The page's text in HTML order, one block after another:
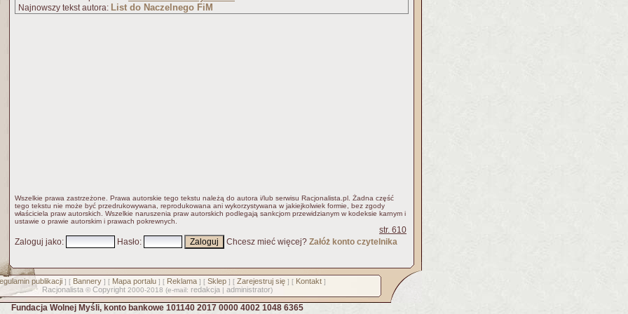
Najnowszy tekst autora: List do Naczelnego FiM
Wszelkie prawa zastrzeżone. Prawa autorskie tego tekstu należą do autora i/lub serwisu Racjonalista.pl. Żadna część
tego tekstu nie może być przedrukowywana, reprodukowana ani wykorzystywana w jakiejkolwiek formie, bez zgody
właściciela praw autorskich. Wszelkie naruszenia praw autorskich podlegają sankcjom przewidzianym w kodeksie karnym i
ustawie o prawie autorskim i prawach pokrewnych.
str. 610
Zaloguj jako: Hasło: Chcesz mieć więcej? Załóż konto czytelnika
publikacji] [ Bannery] [ Mapa portalu] [ Reklama] [ Sklep] [ Zarejestruj się] [ Kontakt]
Racjonalista © Copyright 2000-2018 (e-mail: redakcja | administrator)
Fundacja Wolnej Myśli, konto bankowe 101140 2017 0000 4002 1048 6365